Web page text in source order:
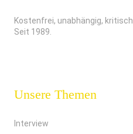
Kostenfrei, unabhängig, kritisch.
Seit 1989.
Unsere Themen
Interview